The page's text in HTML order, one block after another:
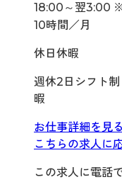
18:00～翌3:00
10時間／月
休日休暇
週休2日シフト
暇
お仕事詳細を見る
こちらの求人に
この求人に電話